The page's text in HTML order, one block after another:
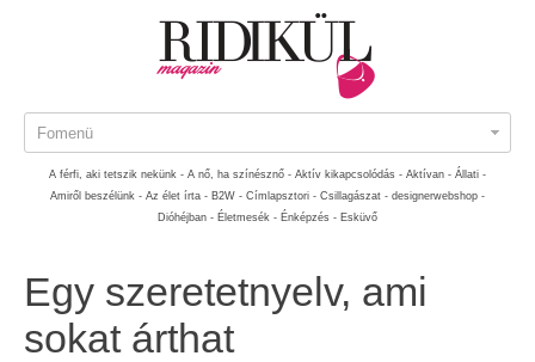
Fomenü
A férfi, aki tetszik nekünk - A nő, ha színésznő - Aktív kikapcsolódás - Aktívan - Állati -
Amiről beszélünk - Az élet írta - B2W - Címlapsztori - Csillagászat - designerwebshop -
Dióhéjban - Életmesék - Énképzés - Esküvő
Egy szeretetnyelv, ami
sokat árthat